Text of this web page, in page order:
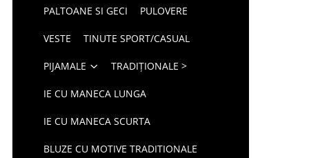
PALTOANE SI GECI PULOVERE
VESTE TINUTE SPORT/CASUAL
PIJAMALE TRADIȚIONALE >
IE CU MANECA LUNGA
IE CU MANECA SCURTA
BLUZE CU MOTIVE TRADITIONALE